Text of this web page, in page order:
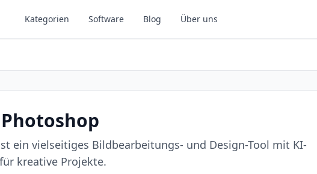
Kategorien Software Blog Über uns
ein vielseitiges Bildbearbeitungs- und Design-Tool mit KI-
kreative Projekte.